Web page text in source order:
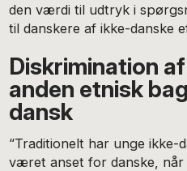
den værdi til udtryk i
til danskere af ikke-danske
Diskrimination
anden etnisk
dansk
“Traditionelt har unge ikke-
været anset for danske,